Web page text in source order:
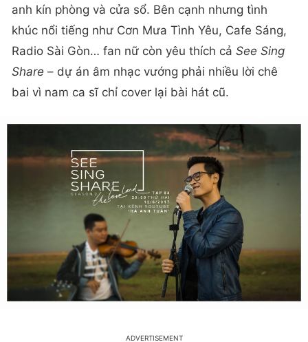
anh kín phòng và cửa sổ. Bên cạnh nhưng tình
khúc nổi tiếng như Cơn Mưa Tình Yêu, Cafe Sáng,
Radio Sài Gòn… fan nữ còn yêu thích cả See Sing
Share – dự án âm nhạc vướng phải nhiều lời chê
bai vì nam ca sĩ chỉ cover lại bài hát cũ.